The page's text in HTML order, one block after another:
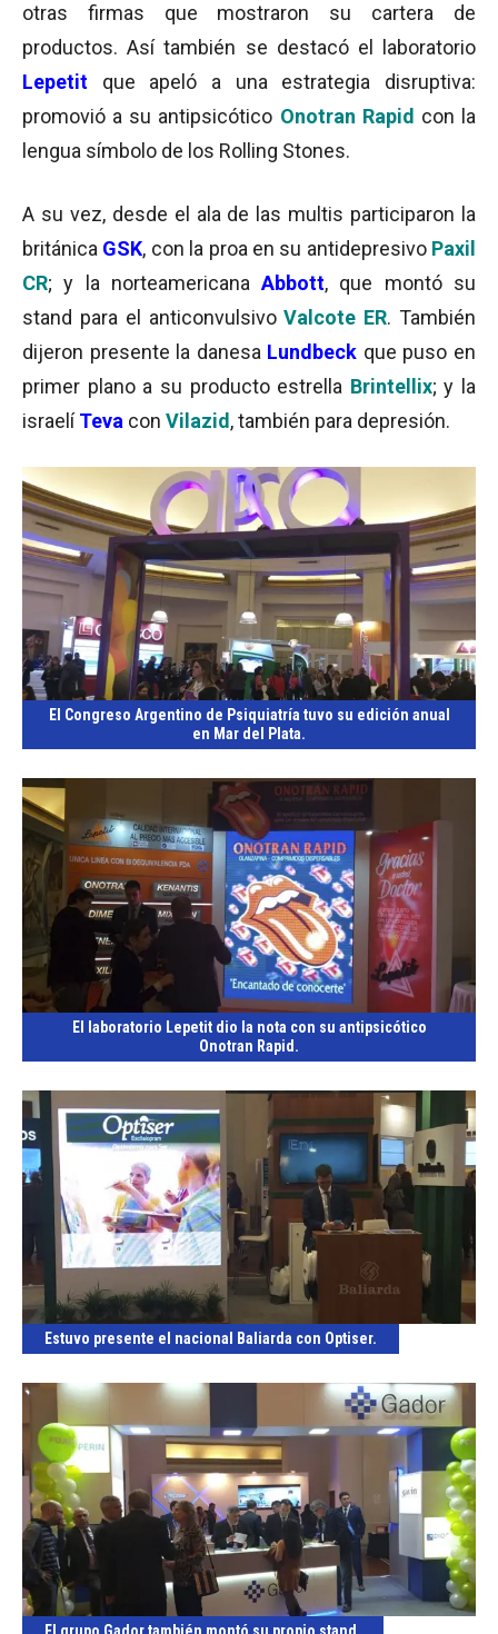
otras firmas que mostraron su cartera de
productos. Así también se destacó el laboratorio
Lepetit que apeló a una estrategia disruptiva:
promovió a su antipsicótico Onotran Rapid con la
lengua símbolo de los Rolling Stones.
A su vez, desde el ala de las multis participaron la
británica GSK, con la proa en su antidepresivo Paxil
CR; y la norteamericanaAbbott, que montó su
stand para el anticonvulsivoValcote ER. También
dijeron presente la danesa Lundbeck que puso en
primer plano a su producto estrella Brintellix; y la
israelíTeva con Vilazid , también para depresión.
El Congreso Argentino de Psiquiatría tuvo su edición anual
en Mar del Plata.
El laboratorio Lepetit dio la nota con su antipsicótico
Onotran Rapid.
Estuvo presente el nacional Baliarda con Optiser.